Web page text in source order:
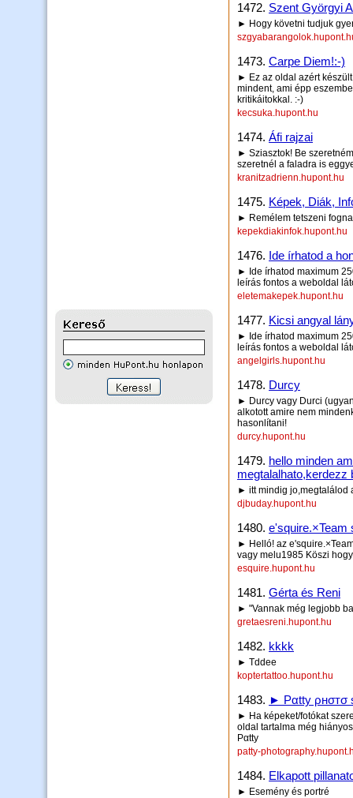
1472. Szent Györgyi
► Hogy követni tudjuk
1473. Carpe Diem!:-)
► Ez az oldal azért
mindent, ami épp
kritikáitokkal. :-)
kecsuka.hupont.hu
1474. Áfi rajzai
► Sziasztok! Be
szeretnél a faladra is
kranitzadrienn.hupont.hu
1475. Képek, Diák,
► Remélem tetszeni
kepekdiakinfok.hupont.hu
1476. Ide írhatod a
► Ide írhatod maximum
leírás fontos a weboldal
eletemakepek.hupont.hu
1477. Kicsi angyal
► Ide írhatod maximum
leírás fontos a weboldal
angelgirls.hupont.hu
1478. Durcy
► Durcy vagy Durci
alkotott amire nem
hasonlítani!
durcy.hupont.hu
1479. hello minden
megtalalhato,kerdezz
► itt mindig jo,megtalálod
djbuday.hupont.hu
1480. e'squire.×Team
► Helló! az
vagy melu1985 Köszi
esquire.hupont.hu
1481. Gérta és Reni
► "Vannak még legjobb
gretaesreni.hupont.hu
1482. kkkk
► Tddee
koptertattoo.hupont.hu
1483. ► Pαttу ρнσтσ
► Ha képeket/fotókat
oldal tartalma még
Pαttу
patty-
1484. Elkapott
► Esemény és portré